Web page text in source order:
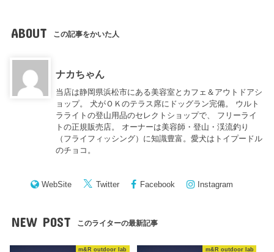
ABOUT この記事をかいた人
ナカちゃん
当店は静岡県浜松市にある美容室とカフェ＆アウトドアシ
ョップ。 犬がＯＫのテラス席にドッグラン完備。 ウルト
ラライトの登山用品のセレクトショップで、 フリーライ
トの正規販売店。 オーナーは美容師・登山・渓流釣り
（フライフィッシング）に知識豊富。愛犬はトイプードル
のチョコ。
WebSite Twitter Facebook Instagram
NEW POST このライターの最新記事
m&R outdoor lab m&R outdoor lab